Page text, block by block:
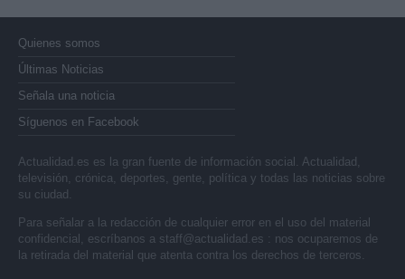
Quienes somos
Últimas Noticias
Señala una noticia
Síguenos en Facebook
Actualidad.es es la gran fuente de información social. Actualidad,
televisión, crónica, deportes, gente, política y todas las noticias sobre
su ciudad.
Para señalar a la redacción de cualquier error en el uso del material
confidencial, escríbanos a staff@actualidad.es : nos ocuparemos de
la retirada del material que atenta contra los derechos de terceros.